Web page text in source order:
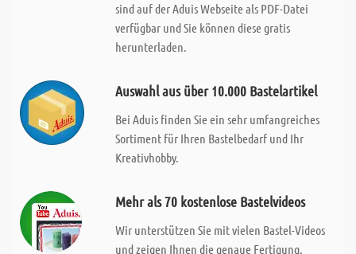
sind auf der Aduis Webseite als PDF-Datei
verfügbar und Sie können diese gratis
herunterladen.
Auswahl aus über 10.000 Bastelartikel
Bei Aduis finden Sie ein sehr umfangreiches
Sortiment für Ihren Bastelbedarf und Ihr
Kreativhobby.
Mehr als 70 kostenlose Bastelvideos
Wir unterstützen Sie mit vielen Bastel-Videos
und zeigen Ihnen die genaue Fertigung.